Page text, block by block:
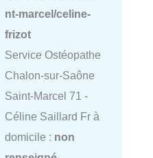
nt-marcel/celine-
frizot
Service Ostéopathe
Chalon-sur-Saône
Saint-Marcel 71 -
Céline Saillard Fr à
domicile : non